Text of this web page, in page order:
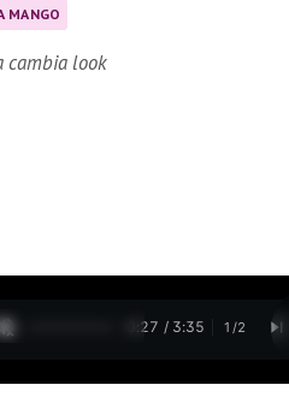
MANGO
cambia look
0:28 / 3:35 1 /2